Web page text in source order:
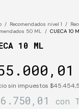
/ Recomendados nivel 1 /
50 ML / CUECA 10
10 ML
sin impuestos
con